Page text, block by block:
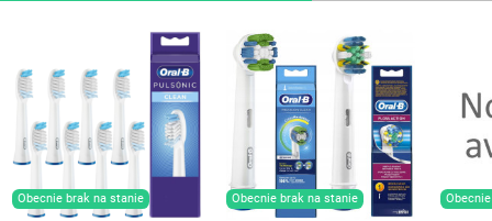
Obecnie brak na stanie Obecnie brak na stanie